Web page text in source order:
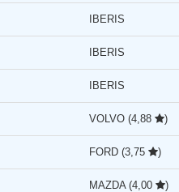
IBERIS
IBERIS
IBERIS
VOLVO (4,88 )
FORD (3,75 )
MAZDA (4,00 )